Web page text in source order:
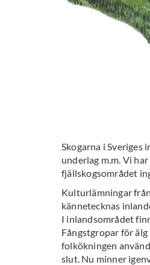
Skogarna i Sveriges
underlag m.m. Vi
fjällskogsområdet
Kulturlämningar
kännetecknas
I inlandsområdet
Fångstgropar för
folkökningen
slut. Nu minner